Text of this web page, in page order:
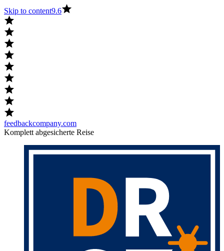
Skip to content9.6
feedbackcompany.com
Komplett abgesicherte Reise